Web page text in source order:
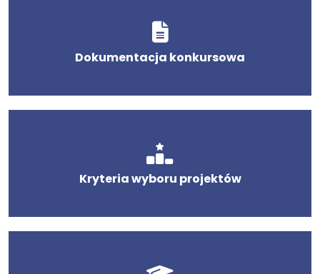
Dokumentacja konkursowa
Kryteria wyboru projektów